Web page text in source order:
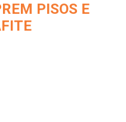
PISOS E